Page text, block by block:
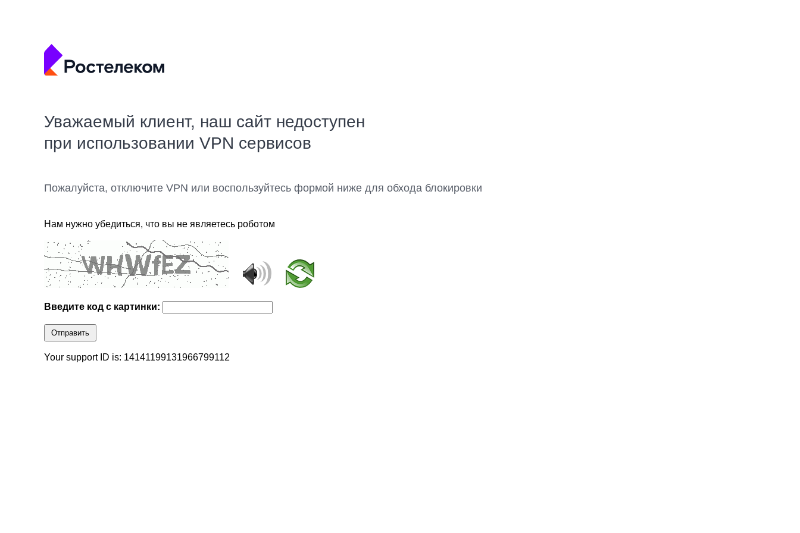
Уважаемый клиент, наш сайт недоступен
при использовании VPN сервисов
Пожалуйста, отключите VPN или воспользуйтесь формой ниже для обхода блокировки
Нам нужно убедиться, что вы не являетесь роботом
Введите код с картинки:
Отправить
Your support ID is: 14141199131966799112